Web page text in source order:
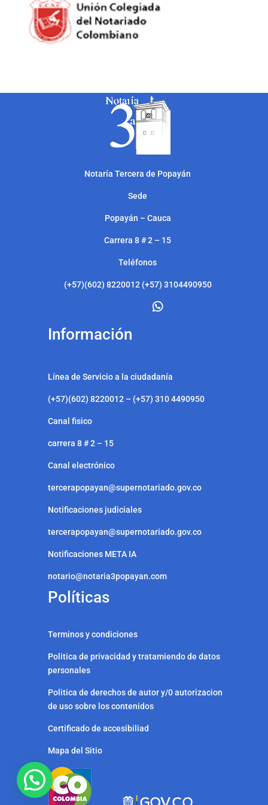
Notaría Tercera de Popayán
Sede
Popayán – Cauca
Carrera 8 # 2 – 15
Teléfonos
(+57)(602) 8220012 (+57) 3104490950
Información
Línea de Servicio a la ciudadanía
(+57)(602) 8220012 – (+57) 310 4490950
Canal fisico
carrera 8 # 2 – 15
Canal electrónico
tercerapopayan@supernotariado.gov.co
Notificaciones judiciales
tercerapopayan@supernotariado.gov.co
Notificaciones META IA
notario@notaria3popayan.com
Políticas
Terminos y condiciones
Politica de privacidad y tratamiendo de datos
personales
Politica de derechos de autor y/0 autorizacion
de uso sobre los contenidos
Certificado de accesibiliad
Mapa del Sitio